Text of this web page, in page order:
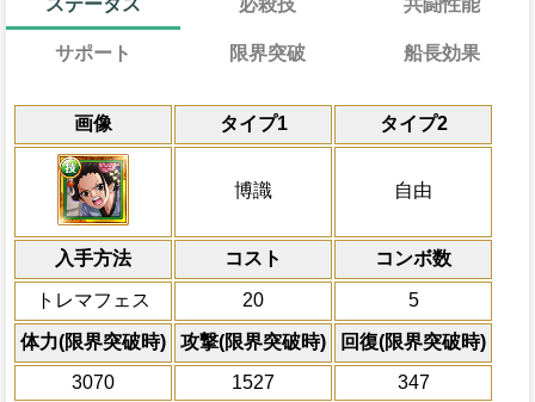
ステータス
画像 タイプ1 タイプ2
博識 自由
入手方法 コスト コンボ数
トレマフェス 20 5
体力(限界突破時) 攻撃(限界突破時)
回復(限界突破時)
3070
1527
347
必殺技
通常 12→12ターン
限界突破
通常時
一味の必殺ターンを1短縮、3ターンの間
いるやけど・チェイン係数増加量低下状
上限突破
共闘性能
共闘性能
船長効果
冒険開始時の必殺タ
キャラの攻撃を
にし、他の属性キャ
必殺技
ターン数：8
敵1体のHPを25%減
体力の上限を無視し
×30倍の全プレイヤー
(最大体力の2倍上限
えている時、体力満
サポート
効果
最終バトル開始時、サポート対象キャラ
短縮し、1ターンの間一味の
[技]
いになる
対象
錦えもん おでん
限界突破
力
習得する効果
博識タイプの基礎ステ+30
速属性 から受けるダメージを5％軽減
残り体力が50%以下の時、自分の攻
らば、キャラの回復×1倍の体力を回
船長効果
博識タイプキャラの回復を1.5倍にする